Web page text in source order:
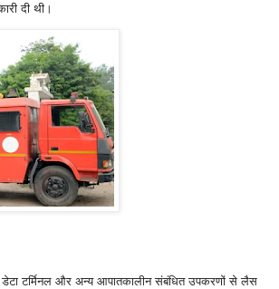
दी थी।
टर्मिनल और अन्य आपातकालीन संबंधित उपकरणों से लैस